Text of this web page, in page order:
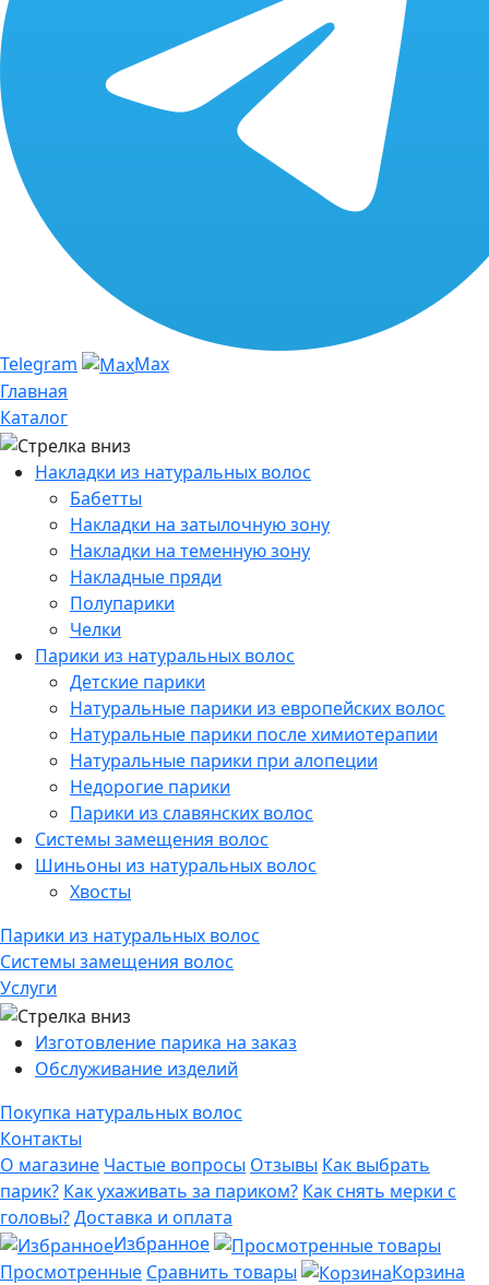
Telegram
Max
Главная
Каталог
Накладки из натуральных волос
Бабетты
Накладки на затылочную зону
Накладки на теменную зону
Накладные пряди
Полупарики
Челки
Парики из натуральных волос
Детские парики
Натуральные парики из европейских волос
Натуральные парики после химиотерапии
Натуральные парики при алопеции
Недорогие парики
Парики из славянских волос
Системы замещения волос
Шиньоны из натуральных волос
Хвосты
Парики из натуральных волос
Системы замещения волос
Услуги
Изготовление парика на заказ
Обслуживание изделий
Покупка натуральных волос
Контакты
О магазине Частые вопросы Отзывы Как выбрать
парик? Как ухаживать за париком? Как снять мерки с
головы?Доставка и оплата
Избранное
Просмотренные Сравнить товары
Корзина